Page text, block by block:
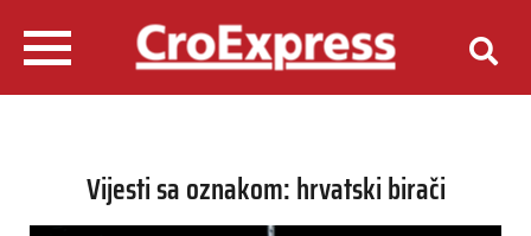
Vijesti sa oznakom: hrvatski birači